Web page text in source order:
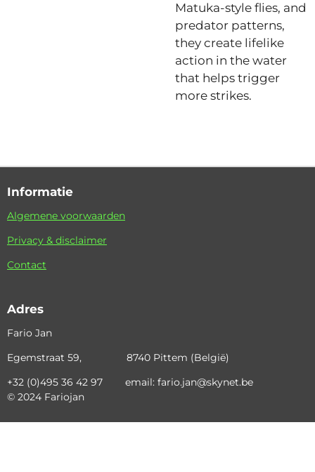
Matuka-style flies, and
predator patterns,
they create lifelike
action in the water
that helps trigger
more strikes.
Informatie
Algemene voorwaarden
Privacy & disclaimer
Contact
Adres
Fario Jan
Egemstraat 59, 8740 Pittem (België)
+32 (0)495 36 42 97 email: fario.jan@skynet.be
© 2024 Fariojan